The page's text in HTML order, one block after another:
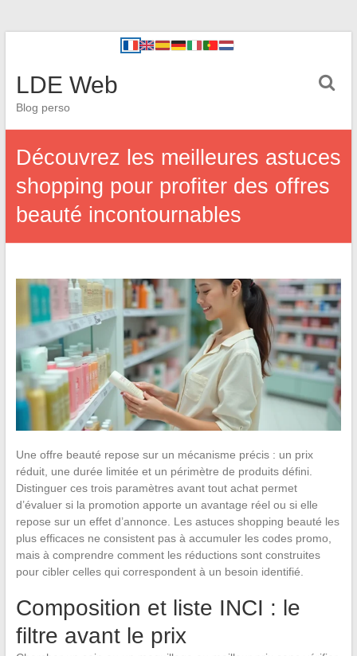
LDE Web
Blog perso
Découvrez les meilleures astuces
shopping pour profiter des offres
beauté incontournables
Une offre beauté repose sur un mécanisme précis : un prix
réduit, une durée limitée et un périmètre de produits défini.
Distinguer ces trois paramètres avant tout achat permet
d’évaluer si la promotion apporte un avantage réel ou si elle
repose sur un effet d’annonce. Les astuces shopping beauté les
plus efficaces ne consistent pas à accumuler les codes promo,
mais à comprendre comment les réductions sont construites
pour cibler celles qui correspondent à un besoin identifié.
Composition et liste INCI : le
filtre avant le prix